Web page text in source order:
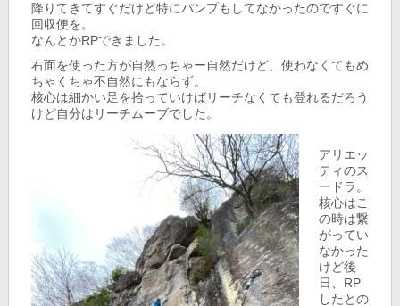
降りてきてすぐだけど特にパンプもしてなかったのですぐに
回収便を。
なんとかRPできました。
右面を使った方が自然っちゃー自然だけど、使わなくてもめ
ちゃくちゃ不自然にもならず。
核心は細かい足を拾っていけばリーチなくても登れるだろう
けど自分はリーチムーブでした。
アリエッ
ティのス
ードラ。
核心はこ
の時は繋
がってい
なかった
けど後
日、RP
したとの